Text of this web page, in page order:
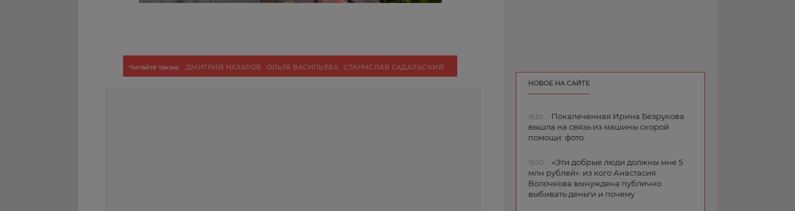
Читайте также: ДМИТРИЙ НАЗАРОВ ОЛЬГА ВАСИЛЬЕВА СТАНИСЛАВ САДАЛЬСКИЙ
НОВОЕ НА САЙТЕ
16:30
Покалеченная Ирина Безрукова
вышла на связь из машины скорой
помощи: фото
15:00
«Эти добрые люди должны мне 5
млн рублей»: из кого Анастасия
Волочкова вынуждена публично
выбивать деньги и почему